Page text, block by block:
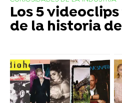
Los 5
de la historia